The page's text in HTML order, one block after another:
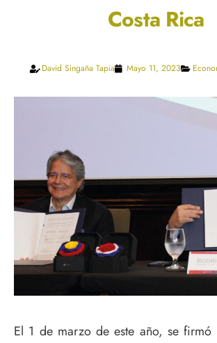
Costa Rica
David Singaña Tapia Mayo 11, 2023
El 1 de marzo de este año, se